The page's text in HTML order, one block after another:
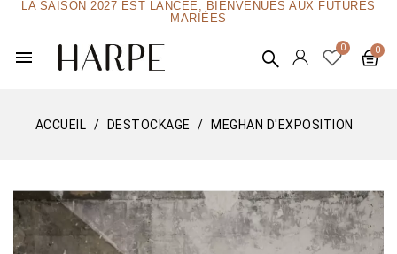
LA SAISON 2027 EST LANCÉE, BIENVENUES AUX FUTURES
MARIÉES
menu
ACCUEIL DESTOCKAGE MEGHAN D'EXPOSITION